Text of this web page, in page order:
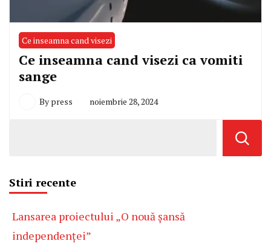
Ce inseamna cand visezi
Ce inseamna cand visezi ca vomiti
sange
By press noiembrie 28, 2024
Stiri recente
Lansarea proiectului „O nouă șansă
independenței”